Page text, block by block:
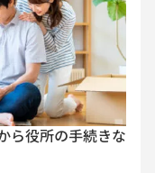
ら役所の手続きな